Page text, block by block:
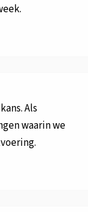
Als
waarin we